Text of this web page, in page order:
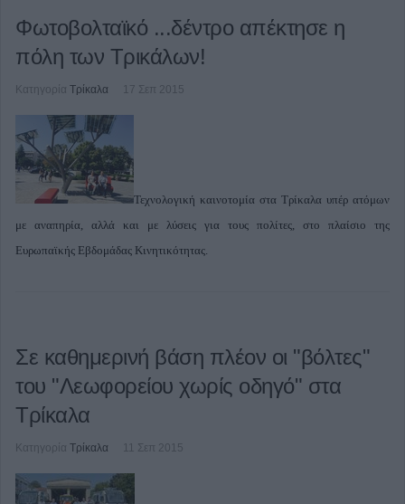
KarditsaLive.Net
Φωτοβολταϊκό ...δέντρο απέκτησε η
πόλη των Τρικάλων!
Κατηγορία Τρίκαλα 17 Σεπ 2015
Τεχνολογική καινοτομία στα Τρίκαλα υπέρ ατόμων
με αναπηρία, αλλά και με λύσεις για τους πολίτες, στο πλαίσιο της
Ευρωπαϊκής Εβδομάδας Κινητικότητας.
Σε καθημερινή βάση πλέον οι "βόλτες"
του "Λεωφορείου χωρίς οδηγό" στα
Τρίκαλα
Κατηγορία Τρίκαλα 11 Σεπ 2015